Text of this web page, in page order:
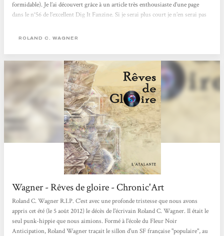
formidable). Je l’ai découvert grâce à un article très enthousiaste d’une page
dans le n°56 de l’excellent Dig It Fanzine. Si je serai plus court je n’en serai pas
‘uchronie Rock’ (mais bien sûr tellement plus que ça) où,...
ROLAND C. WAGNER
Wagner - Rêves de gloire - Chronic'Art
Roland C. Wagner R.I.P. C'est avec une profonde tristesse que nous avons
appris cet été (le 5 août 2012) le décès de l'écrivain Roland C. Wagner. Il était le
seul punk-hippie que nous aimions. Formé à l'école du Fleur Noir
Anticipation, Roland Wagner traçait le sillon d'un SF française "populaire", au